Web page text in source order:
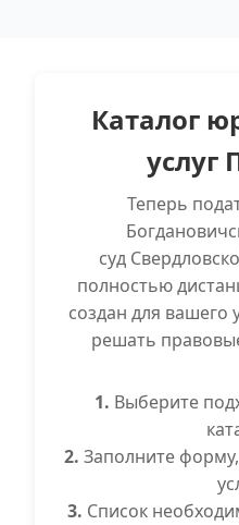
Каталог
услуг
Теперь
суд
полностью
создан для вашего
решать
1. Выберите
2. Заполните
3. Список